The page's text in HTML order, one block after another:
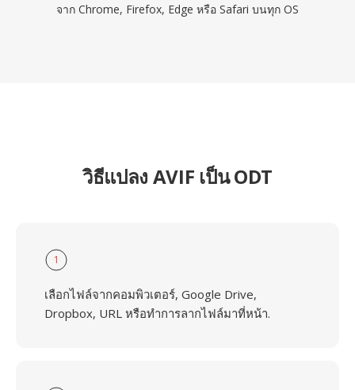
จาก Chrome, Firefox, Edge หรือ Safari บนทุก OS
วิธีแปลง AVIF เป็น ODT
1
เลือกไฟล์จากคอมพิวเตอร์, Google Drive,
Dropbox, URL หรือทำการลากไฟล์มาที่หน้า.